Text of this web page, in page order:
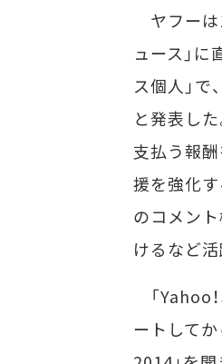
ヤフーは
ュース」に
ス個人」で
と発表し
支払う報
援を強化す
のコメン
けるなど
「Yahoo
ートして